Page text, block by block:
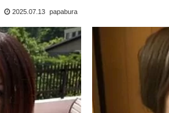
2025.07.13 papabura